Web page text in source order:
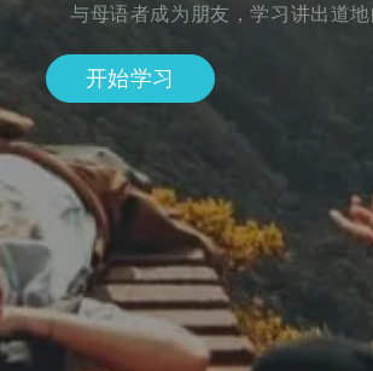
与母语者成为朋友，学习讲出道
开始学习